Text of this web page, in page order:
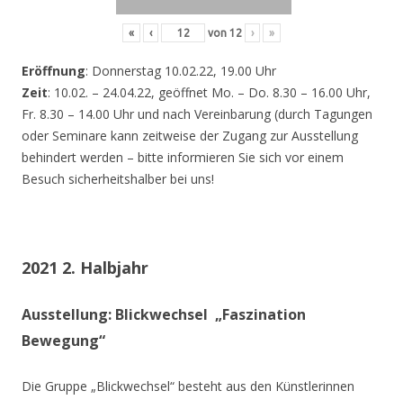
« ‹ von 12 › »
Eröffnung: Donnerstag 10.02.22, 19.00 Uhr
Zeit: 10.02. – 24.04.22, geöffnet Mo. – Do. 8.30 – 16.00 Uhr,
Fr. 8.30 – 14.00 Uhr und nach Vereinbarung (durch Tagungen
oder Seminare kann zeitweise der Zugang zur Ausstellung
behindert werden – bitte informieren Sie sich vor einem
Besuch sicherheitshalber bei uns!
2021 2. Halbjahr
Ausstellung: Blickwechsel „Faszination
Bewegung“
Die Gruppe „Blickwechsel“ besteht aus den Künstlerinnen